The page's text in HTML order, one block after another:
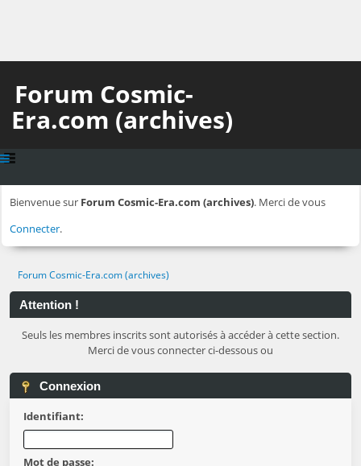
Forum Cosmic-
Era.com (archives)
Bienvenue sur Forum Cosmic-Era.com (archives). Merci de vous
Connecter.
Forum Cosmic-Era.com (archives)
Attention !
Seuls les membres inscrits sont autorisés à accéder à cette section.
Merci de vous connecter ci-dessous ou
Connexion
Identifiant:
Mot de passe: